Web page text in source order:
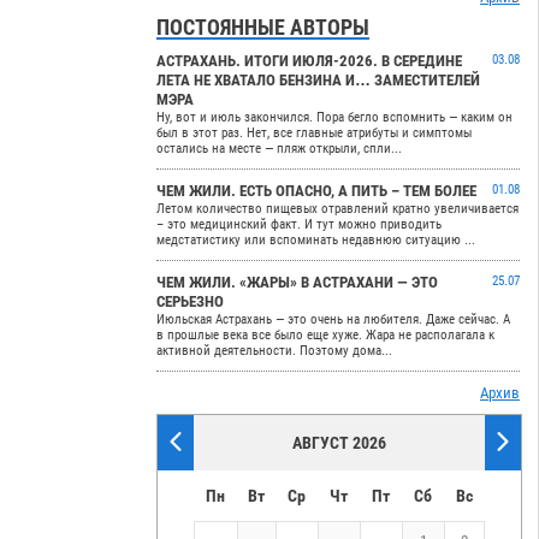
ПОСТОЯННЫЕ АВТОРЫ
АСТРАХАНЬ. ИТОГИ ИЮЛЯ-2026. В СЕРЕДИНЕ
ЛЕТА НЕ ХВАТАЛО БЕНЗИНА И… ЗАМЕСТИТЕЛЕЙ
МЭРА
03.08
Ну, вот и июль закончился. Пора бегло вспомнить — каким он
был в этот раз. Нет, все главные атрибуты и симптомы
остались на месте — пляж открыли, спли...
ЧЕМ ЖИЛИ. ЕСТЬ ОПАСНО, А ПИТЬ – ТЕМ БОЛЕЕ
01.08
Летом количество пищевых отравлений кратно увеличивается
– это медицинский факт. И тут можно приводить
медстатистику или вспоминать недавнюю ситуацию ...
ЧЕМ ЖИЛИ. «ЖАРЫ» В АСТРАХАНИ — ЭТО
СЕРЬЕЗНО
25.07
Июльская Астрахань — это очень на любителя. Даже сейчас. А
в прошлые века все было еще хуже. Жара не располагала к
активной деятельности. Поэтому дома...
Архив
АВГУСТ 2026
Пн Вт Ср Чт Пт Сб Вс